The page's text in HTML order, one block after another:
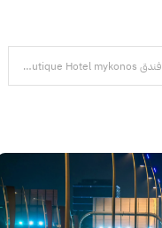
فندق Noima Boutique Hotel mykonos ميكونوس اليونان